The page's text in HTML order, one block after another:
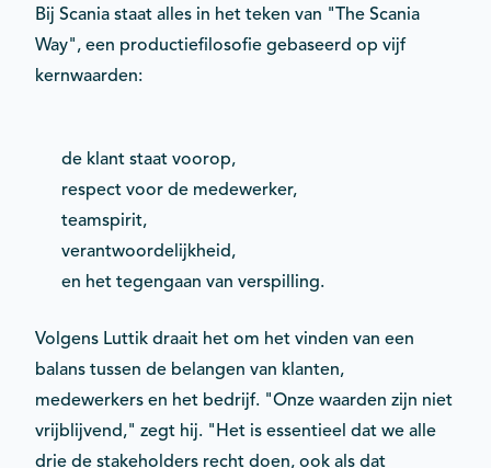
Bij Scania staat alles in het teken van "The Scania
Way", een productiefilosofie gebaseerd op vijf
kernwaarden:
de klant staat voorop,
respect voor de medewerker,
teamspirit,
verantwoordelijkheid,
en het tegengaan van verspilling.
Volgens Luttik draait het om het vinden van een
balans tussen de belangen van klanten,
medewerkers en het bedrijf. "Onze waarden zijn niet
vrijblijvend," zegt hij. "Het is essentieel dat we alle
drie de stakeholders recht doen, ook als dat